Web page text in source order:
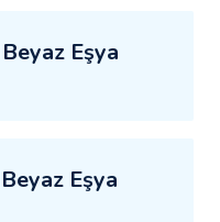
Eşya
Eşya